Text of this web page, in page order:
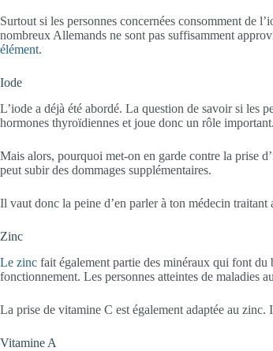
Surtout si les personnes concernées consomment de
nombreux Allemands ne sont pas suffisamment
élément.
Iode
L’iode a déjà été abordé. La question de savoir si les
hormones thyroïdiennes et joue donc un rôle important.
Mais alors, pourquoi met-on en garde contre la prise
peut subir des dommages supplémentaires.
Il vaut donc la peine d’en parler à ton médecin traitant
Zinc
Le zinc fait également partie des minéraux qui font
fonctionnement. Les personnes atteintes de maladies
La prise de vitamine C est également adaptée au
Vitamine A